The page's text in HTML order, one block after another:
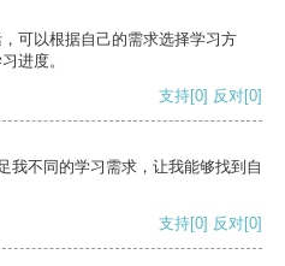
可以根据自己的需求选择学习方
进度。
支持[0] 反对[0]
我不同的学习需求，让我能够找到自
支持[0] 反对[0]